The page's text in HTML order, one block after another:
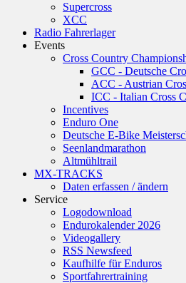
Supercross
XCC
Radio Fahrerlager
Events
Cross Country
GCC - Deutsche
ACC - Austrian
ICC - Italian Cross
Incentives
Enduro One
Deutsche E-Bike
Seenlandmarathon
Altmühltrail
MX-TRACKS
Daten erfassen / ändern
Service
Logodownload
Endurokalender 2026
Videogallery
RSS Newsfeed
Kaufhilfe für Enduros
Sportfahrertraining